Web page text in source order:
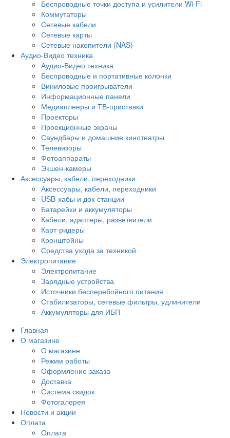
Беспроводные точки доступа и усилители Wi-Fi
Коммутаторы
Сетевые кабели
Сетевые карты
Сетевые накопители (NAS)
Аудио-Видео техника
Аудио-Видео техника
Беспроводные и портативные колонки
Виниловые проигрыватели
Информационные панели
Медиаплееры и ТВ-приставки
Проекторы
Проекционные экраны
Саундбары и домашние кинотеатры
Телевизоры
Фотоаппараты
Экшен-камеры
Аксессуары, кабели, переходники
Аксессуары, кабели, переходники
USB-хабы и док-станции
Батарейки и аккумуляторы
Кабели, адаптеры, разветвители
Карт-ридеры
Кронштейны
Средства ухода за техникой
Электропитание
Электропитание
Зарядные устройства
Источники бесперебойного питания
Стабилизаторы, сетевые фильтры, удлинители
Аккумуляторы для ИБП
Главная
О магазине
О магазине
Режим работы
Оформление заказа
Доставка
Система скидок
Фотогалерея
Новости и акции
Оплата
Оплата